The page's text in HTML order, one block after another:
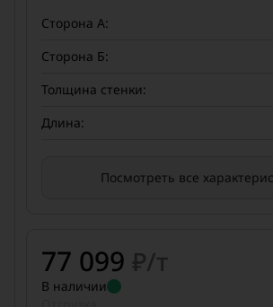
Сторона А:
Сторона Б:
Толщина стенки:
Длина:
Посмотреть все
77 099 ₽/т
В наличии